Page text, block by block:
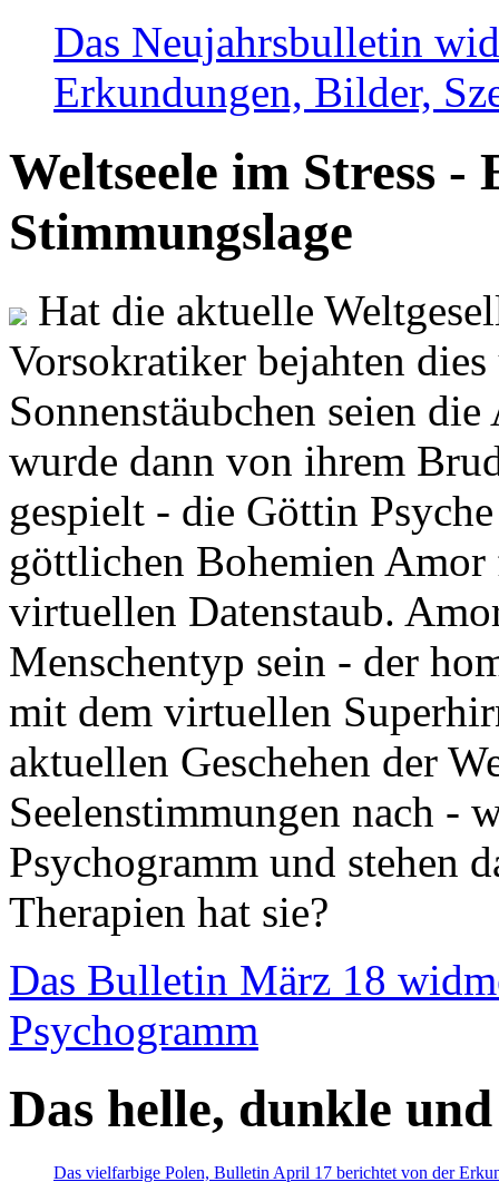
Das Neujahrsbulletin
Erkundungen, Bilder,
Weltseele im Stress -
Stimmungslage
Hat die aktuelle
Vorsokratiker bejahten
Sonnenstäubchen seien
wurde dann von ihrem
gespielt - die Göttin
göttlichen Bohemien
virtuellen Datenstaub.
Menschentyp sein - der
mit dem virtuellen
aktuellen Geschehen der
Seelenstimmungen nach -
Psychogramm und stehen
Therapien hat sie?
Das Bulletin März 18
Psychogramm
Das helle, dunkle
Das vielfarbige Polen, Bulletin April 17 berichtet von der